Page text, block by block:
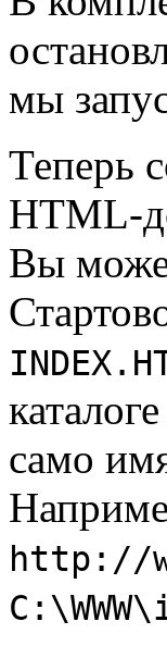
мы
Теперь
HTML-
Вы
само
http://